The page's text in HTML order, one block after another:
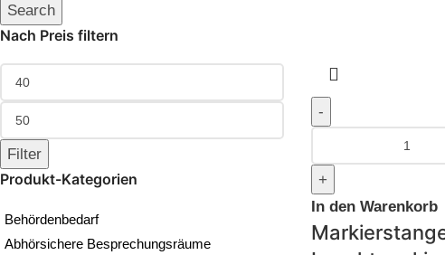
Search
Nach Preis filtern
Filter
Produkt-Kategorien
Behördenbedarf
Abhörsichere Besprechungsräume
In den Warenkorb